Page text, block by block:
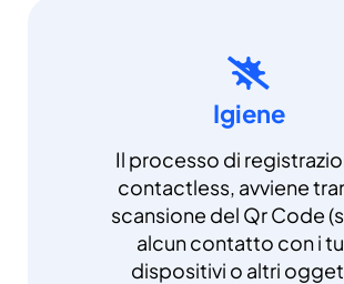
Igiene
Il processo di
contactless, avviene
scansione del Qr Code
alcun contatto con i
dispositivi o altri